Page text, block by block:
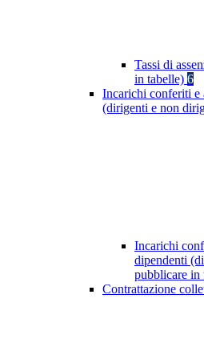
Tassi di
in tabelle) 6
Incarichi conferiti e
(dirigenti e non
Incarichi
dipendenti
pubblicare in
Contrattazione